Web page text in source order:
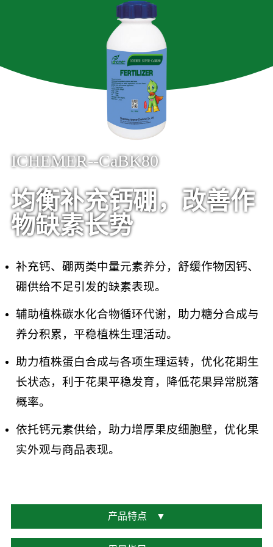
ICHEMER--CaBK80
均衡补充钙硼，改善作
物缺素长势
补充钙、硼两类中量元素养分，舒缓作物因钙、
硼供给不足引发的缺素表现。
辅助植株碳水化合物循环代谢，助力糖分合成与
养分积累，平稳植株生理活动。
助力植株蛋白合成与各项生理运转，优化花期生
长状态，利于花果平稳发育，降低花果异常脱落
概率。
依托钙元素供给，助力增厚果皮细胞壁，优化果
实外观与商品表现。
产品特点 ▼